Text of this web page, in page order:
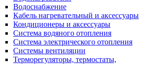
Водоснабжение
Кабель нагревательный и аксессуары
Кондиционеры и аксессуары
Система водяного отопления
Система электрического отопления
Системы вентиляции
Терморегуляторы, термостаты,